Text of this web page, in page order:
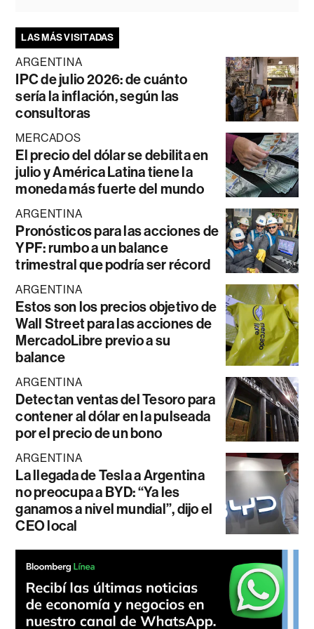
LAS MÁS VISITADAS
ARGENTINA
IPC de julio 2026: de cuánto
sería la inflación, según las
consultoras
MERCADOS
El precio del dólar se debilita en
julio y América Latina tiene la
moneda más fuerte del mundo
ARGENTINA
Pronósticos para las acciones de
YPF: rumbo a un balance
trimestral que podría ser récord
ARGENTINA
Estos son los precios objetivo de
Wall Street para las acciones de
MercadoLibre previo a su
balance
ARGENTINA
Detectan ventas del Tesoro para
contener al dólar en la pulseada
por el precio de un bono
ARGENTINA
La llegada de Tesla a Argentina
no preocupa a BYD: “Ya les
ganamos a nivel mundial”, dijo el
CEO local